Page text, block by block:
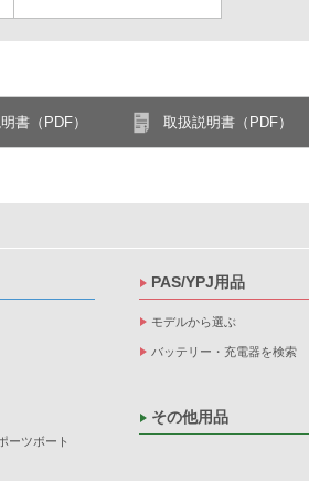
書（PDF） 取扱説明書（PDF）
ーツボート
PAS/YPJ用品
モデルから選ぶ
バッテリー・充電器を検索
その他用品